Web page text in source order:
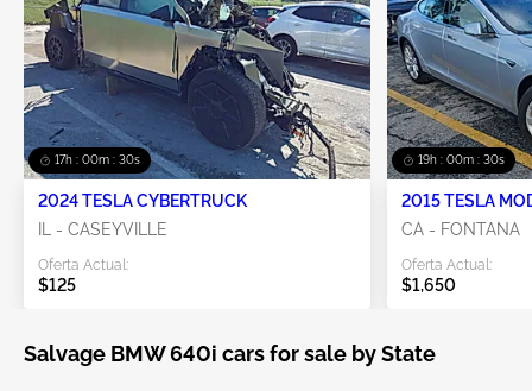
17h : 00m : 30s
2024 TESLA CYBERTRUCK
IL - CASEYVILLE
Oferta Actual:
$125
19h : 00m : 30s
2015 TESLA
CA - FONTANA
Oferta Actual:
$1,650
Salvage BMW 640i cars for sale by State